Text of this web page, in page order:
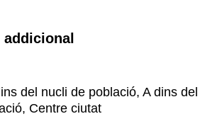
del nucli de població, A dins del
Centre ciutat